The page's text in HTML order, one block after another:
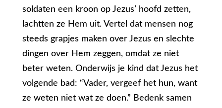
soldaten een kroon op Jezus’ hoofd zetten,
lachtten ze Hem uit. Vertel dat mensen nog
steeds grapjes maken over Jezus en slechte
dingen over Hem zeggen, omdat ze niet
beter weten. Onderwijs je kind dat Jezus het
volgende bad: “Vader, vergeef het hun, want
ze weten niet wat ze doen.” Bedenk samen